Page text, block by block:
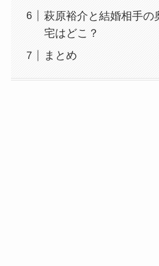
萩原裕介と結婚相手の
宅はどこ？
まとめ